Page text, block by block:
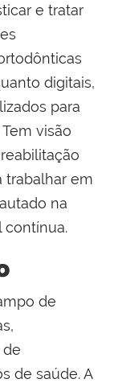
e tratar
digitais,
para
visão
trabalhar em
na
contínua.
de
de saúde. A